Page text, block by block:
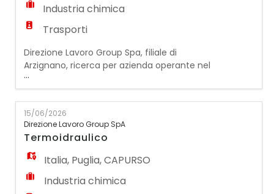
Industria chimica
Trasporti
Direzione Lavoro Group Spa, filiale di
Arzignano, ricerca per azienda operante nel
settore chimico un: AUTISTA CON PAT. C E
CQC La risorsa selezionata si occuperà
della conduzione di veicoli pesanti per il
trasporto e la consegna delle merci presso
località limitrofe, nel rispetto delle
tempistiche e delle modalità condivise.
Requisiti
...
15/06/2026
Direzione Lavoro Group SpA
Termoidraulico
Italia, Puglia,CAPURSO
Industria chimica